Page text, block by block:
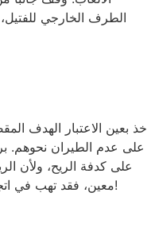
الطرف الخارجي
خذ بعين الاعتبار الهدف
على عدم الطيران نحوهم.
على كدفة الريح، ولأن
معين، فقد تهب في اتجاه مختلف تماما على ارتفاع 100 متر!